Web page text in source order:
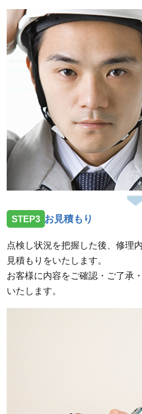
愛知県名古屋市緑区鳴海町
お伺いしました。
スタッフの修理報告や事例
STEP3 お見積もり
点検し状況を把握した後、修理
見積もりをいたします。
お客様に内容をご確認・ご了承
いたします。